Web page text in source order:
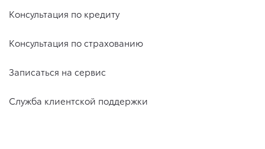
Консультация по кредиту
Консультация по страхованию
Записаться на сервис
Служба клиентской поддержки